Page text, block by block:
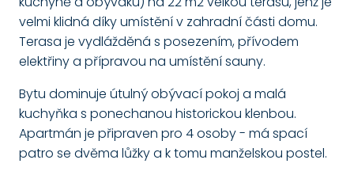
velmi klidná díky umístění v zahradní části domu.
Terasa je vydlážděná s posezením, přívodem
elektřiny a přípravou na umístění sauny.
Bytu dominuje útulný obývací pokoj a malá
kuchyňka s ponechanou historickou klenbou.
Apartmán je připraven pro 4 osoby - má spací
patro se dvěma lůžky a k tomu manželskou postel.